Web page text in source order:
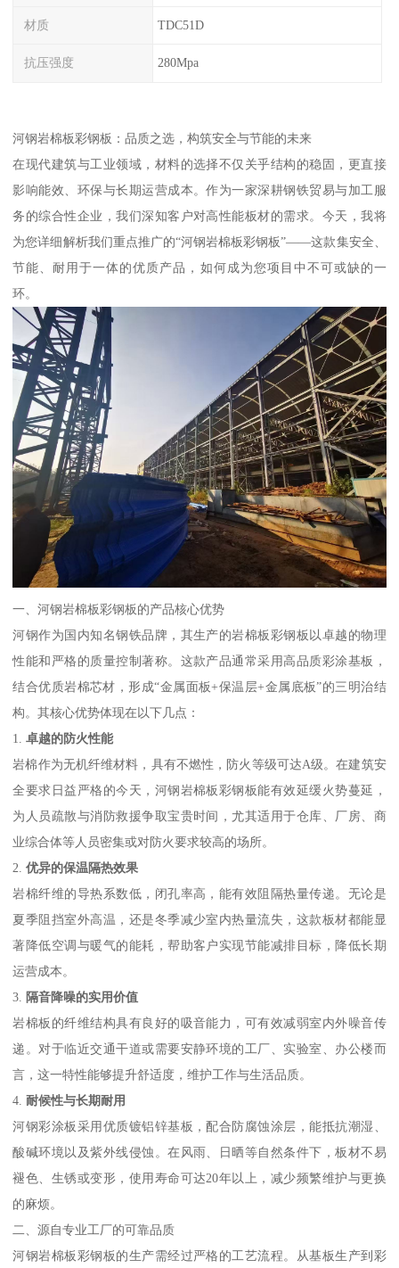
材质 TDC51D
抗压强度 280Mpa
河钢岩棉板彩钢板：品质之选，构筑安全与节能的未来
在现代建筑与工业领域，材料的选择不仅关乎结构的稳固，更直接
影响能效、环保与长期运营成本。作为一家深耕钢铁贸易与加工服
务的综合性企业，我们深知客户对高性能板材的需求。今天，我将
为您详细解析我们重点推广的“河钢岩棉板彩钢板”——这款集安全、
节能、耐用于一体的优质产品，如何成为您项目中不可或缺的一
环。
一、河钢岩棉板彩钢板的产品核心优势
河钢作为国内知名钢铁品牌，其生产的岩棉板彩钢板以卓越的物理
性能和严格的质量控制著称。这款产品通常采用高品质彩涂基板，
结合优质岩棉芯材，形成“金属面板+保温层+金属底板”的三明治结
构。其核心优势体现在以下几点：
1.卓越的防火性能
岩棉作为无机纤维材料，具有不燃性，防火等级可达A级。在建筑安
全要求日益严格的今天，河钢岩棉板彩钢板能有效延缓火势蔓延，
为人员疏散与消防救援争取宝贵时间，尤其适用于仓库、厂房、商
业综合体等人员密集或对防火要求较高的场所。
2.优异的保温隔热效果
岩棉纤维的导热系数低，闭孔率高，能有效阻隔热量传递。无论是
夏季阻挡室外高温，还是冬季减少室内热量流失，这款板材都能显
著降低空调与暖气的能耗，帮助客户实现节能减排目标，降低长期
运营成本。
3. 隔音降噪的实用价值
岩棉板的纤维结构具有良好的吸音能力，可有效减弱室内外噪音传
递。对于临近交通干道或需要安静环境的工厂、实验室、办公楼而
言，这一特性能够提升舒适度，维护工作与生活品质。
4.耐候性与长期耐用
河钢彩涂板采用优质镀铝锌基板，配合防腐蚀涂层，能抵抗潮湿、
酸碱环境以及紫外线侵蚀。在风雨、日晒等自然条件下，板材不易
褪色、生锈或变形，使用寿命可达20年以上，减少频繁维护与更换
的麻烦。
二、源自专业工厂的可靠品质
河钢岩棉板彩钢板的生产需经过严格的工艺流程。从基板生产到彩